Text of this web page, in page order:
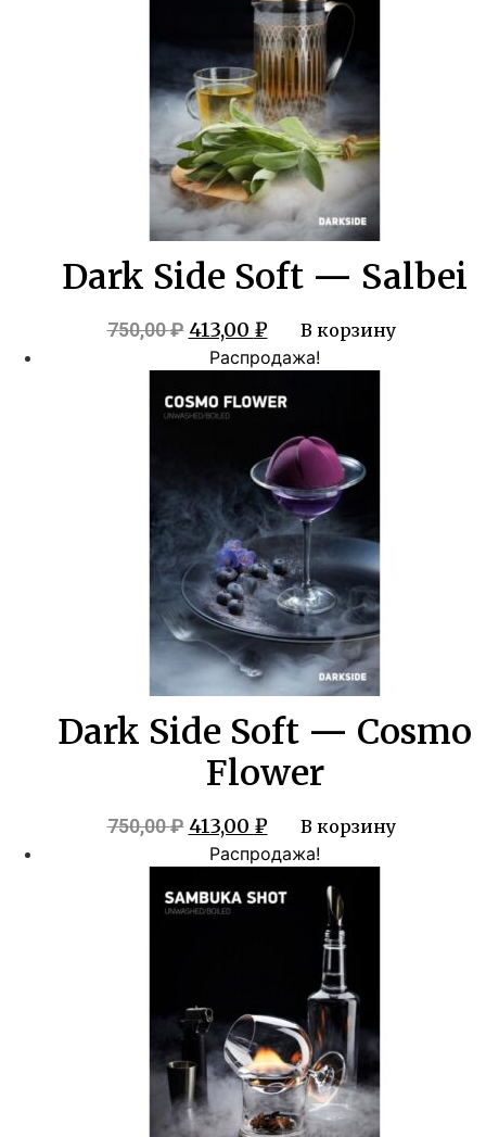
Dark Side Soft — Salbei
750,00₽ Первоначальная
цена
750,00 ₽.
413,00 ₽Текущая
цена:
В корзину
Распродажа!
Dark Side Soft — Cosmo
Flower
750,00₽ Первоначальная
цена
750,00 ₽.
413,00 ₽Текущая
цена:
413,00 ₽.
В корзину
Распродажа!